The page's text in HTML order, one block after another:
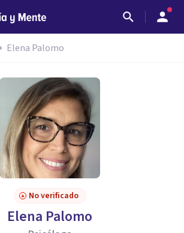
Elena Palomo
No verificado
Elena Palomo